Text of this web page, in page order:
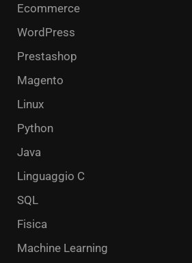
Ecommerce
WordPress
Prestashop
Magento
Linux
Python
Java
Linguaggio C
SQL
Fisica
Machine Learning